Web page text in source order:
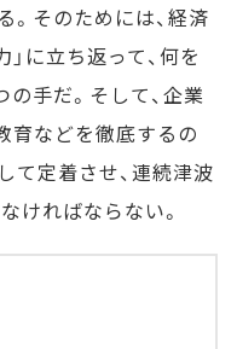
そのためには、経済
に立ち返って、何を
手だ。そして、企業
育などを徹底するの
て定着させ、連続津波
ければならない。